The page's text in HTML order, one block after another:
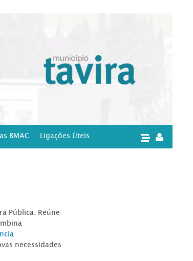
BMAC Ligações Úteis
Pública. Reúne
necessidades